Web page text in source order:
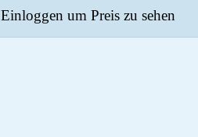
Einloggen um Preis zu sehen